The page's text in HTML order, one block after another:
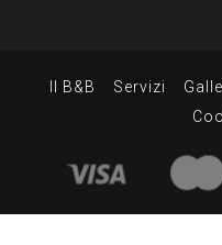
Il B&B Servizi